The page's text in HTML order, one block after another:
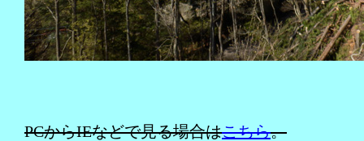
PCからIEなどで見る場合はこちら。